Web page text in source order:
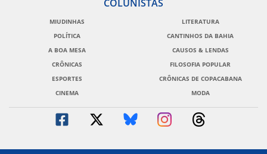
COLUNISTAS
MIUDINHAS
POLÍTICA
A BOA MESA
CRÔNICAS
ESPORTES
CINEMA
LITERATURA
CANTINHOS DA BAHIA
CAUSOS & LENDAS
FILOSOFIA POPULAR
CRÔNICAS DE COPACABANA
MODA